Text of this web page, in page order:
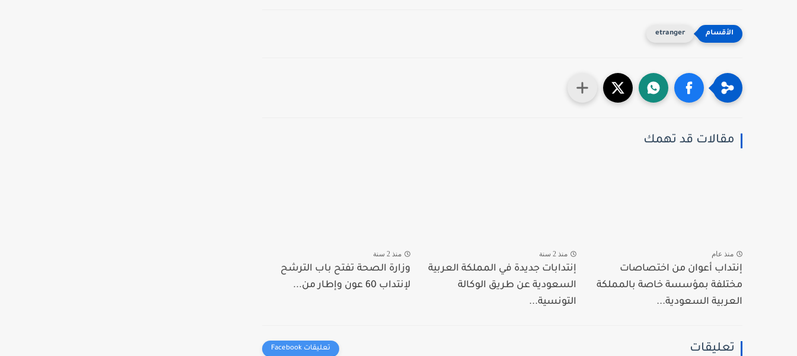
etranger
مقالات قد تهمك
منذ عام
إنتداب أعوان من اختصاصات
مختلفة بمؤسسة خاصة بالمملكة
العربية السعودية...
منذ 2 سنة
إنتدابات جديدة في المملكة العربية
السعودية عن طريق الوكالة
التونسية...
منذ 2 سنة
وزارة الصحة تفتح باب الترشح
لإنتداب 60 عون وإطار من...
تعليقات